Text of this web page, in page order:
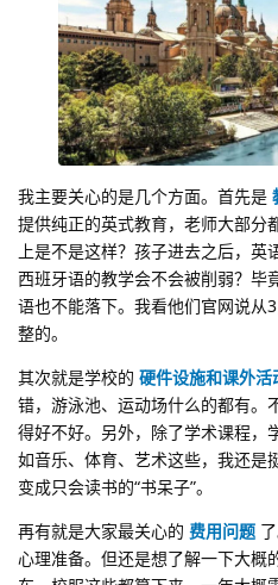
我主要关心的是几个方面。首先是
提供纯正的英式教育，老师大部分
上是不是这样？孩子进去之后，英
西班牙语的教学会不会被削弱？毕
语也不能落下。我看他们官网说从
整的。
其次就是学校的 硬件设施和课外活
错，游泳池、运动场什么的都有。
得好不好。另外，除了学术课程，
如音乐、体育、艺术这些，我还是
变成只会读书的“书呆子”。
再有就是大家最关心的 费用问题
心理准备。但还是想了解一下大概